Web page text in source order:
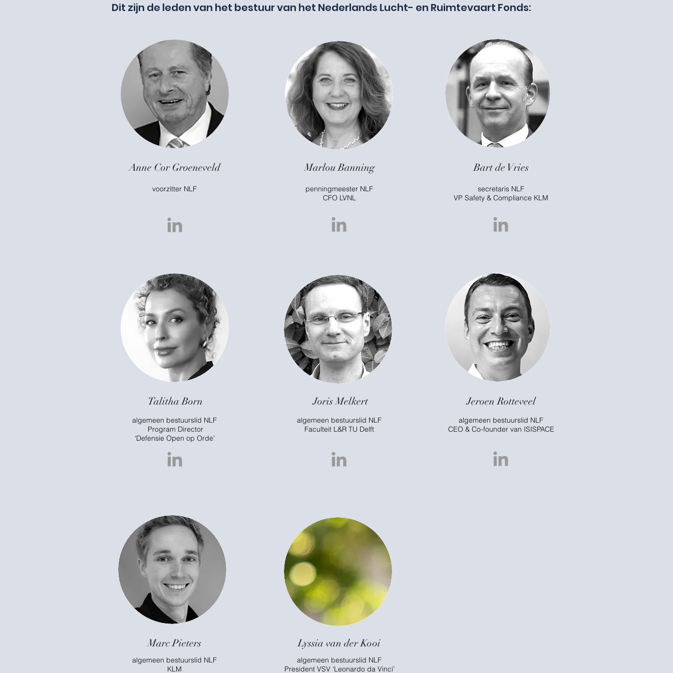
Dit zijn de leden van het bestuur van het Nederlands Lucht- en Ruimtevaart Fonds:
Anne Cor Groeneveld
voorzitter NLF
Marlou Banning
penningmeester NLF
CFO LVNL
Bart de Vries
secretaris NLF
VP Safety & Compliance KLM
Talitha Born
algemeen bestuurslid NLF
Program Director
‘Defensie Open op Orde’
Joris Melkert
algemeen bestuurslid NLF
Faculteit L&R TU Delft
Jeroen Rotteveel
algemeen bestuurslid NLF
CEO & Co-founder van ISISPACE
Marc Pieters
algemeen bestuurslid NLF
KLM
Lyssia van der Kooi
algemeen bestuurslid NLF
President VSV ‘Leonardo da Vinci’